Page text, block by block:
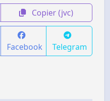
Copier (jvc)
Facebook Telegram